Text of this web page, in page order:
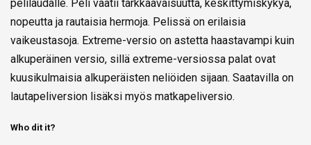
pelilaudalle. Peli vaatii tarkkaavaisuutta, keskittymiskykyä,
nopeutta ja rautaisia hermoja. Pelissä on erilaisia
vaikeustasoja. Extreme-versio on astetta haastavampi kuin
alkuperäinen versio, sillä extreme-versiossa palat ovat
kuusikulmaisia alkuperäisten neliöiden sijaan. Saatavilla on
lautapeliversion lisäksi myös matkapeliversio.
Who dit it?